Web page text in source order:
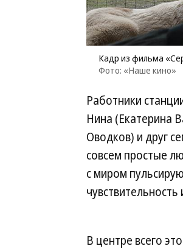
Кадр из фильма
Фото: «Наше кино»
Работники
Нина (Екатерина
Оводков) и друг
совсем простые
с миром
В центре всего